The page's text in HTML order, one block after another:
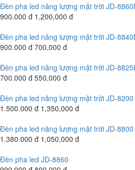
Đèn pha led năng lượng mặt trời JD-
900.000 đ 1,200,000 đ
Đèn pha led năng lượng mặt trời JD-
900.000 đ 700,000 đ
Đèn pha led năng lượng mặt trời JD-
700.000 đ 550,000 đ
Đèn pha led năng lượng mặt trời JD-8200
1.500.000 đ 1,350,000 đ
Đèn pha led năng lượng mặt trời JD-8800
1.380.000 đ 1,050,000 đ
Đèn pha led JD-8860